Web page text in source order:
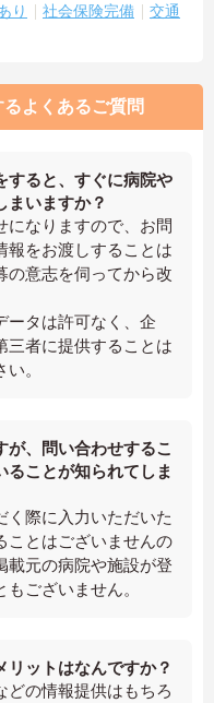
り 社会保険完備
交通
よくあるご質問
すると、すぐに病院や
まいますか？
になりますので、お問
報をお渡しすることは
の意志を伺ってから改
ータは許可なく、企
三者に提供することは
。
が、問い合わせするこ
ることが知られてしま
く際に入力いただいた
ことはございませんの
載元の病院や施設が登
ございません。
リットはなんですか？
どの情報提供はもちろ